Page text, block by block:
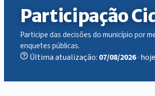
Participação
Participe das decisões do município por
enquetes públicas.
Última atualização: 07/08/2026· hoje